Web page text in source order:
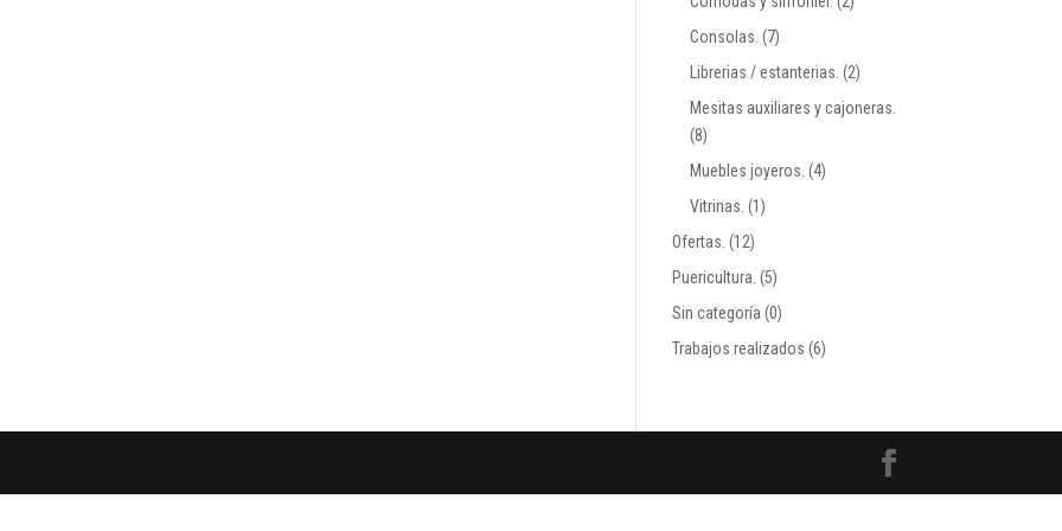
Consolas. (7)
Librerias / estanterias. (2)
Mesitas auxiliares y cajoneras.
(8)
Muebles joyeros. (4)
Vitrinas. (1)
Ofertas. (12)
Puericultura. (5)
Sin categoría (0)
Trabajos realizados (6)